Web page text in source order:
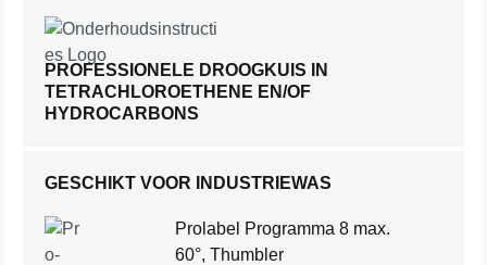
PROFESSIONELE DROOGKUIS IN
TETRACHLOROETHENE EN/OF
HYDROCARBONS
GESCHIKT VOOR INDUSTRIEWAS
Prolabel Programma 8 max.
60°, Thumbler